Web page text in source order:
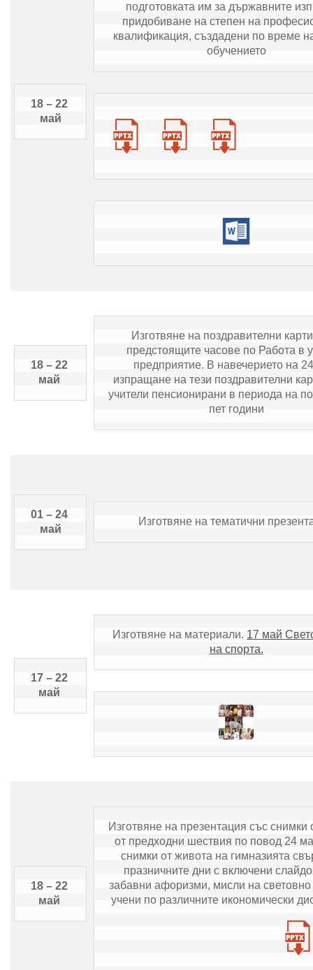
18 – 22
май
подготовката им за държавните
придобиване на степен на
квалификация, създадени по време
обучението
18 – 22
май
Изготвяне на поздравителни
предстоящите часове по Работа в
предприятие. В навечерието на
изпращане на тези поздравителни
учители пенсионирани в периода на
пет години
01 – 24
май
Изготвяне на тематични
17 – 22
май
Изготвяне на материали. 17 май
на спорта.
18 – 22
май
Изготвяне на презентация със снимки
от предходни шествия по повод 24
снимки от живота на гимназията
празничните дни с включени
забавни афоризми, мисли на световно
учени по различните икономически